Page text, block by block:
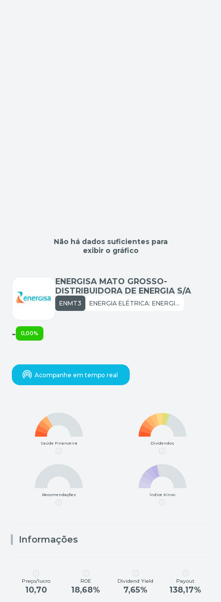
Não há dados suficientes para
exibir o gráfico
ENERGISA MATO GROSSO-
DISTRIBUIDORA DE ENERGIA S/A
ENMT3 ENERGIA ELÉTRICA: ENERGIA ELÉTRICA
Acompanhe em tempo real
- 0,00%
Saúde Financeira Dividendos
Recomendações Índice Kinvo
Informações
Preço/lucro
10,70
ROE
18,68%
Dividend Yield
7,65%
Payout
138,17%